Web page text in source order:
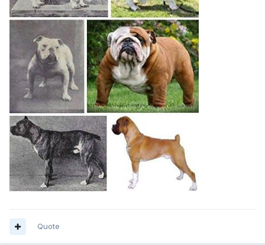
Quote